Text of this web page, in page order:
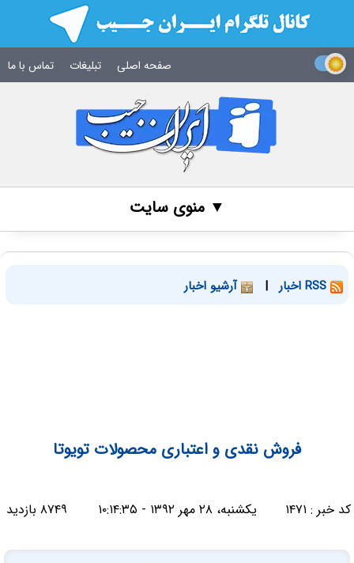
صفحه اصلی تبلیغات تماس با ما
▼ منوی سایت
| آرشیو اخبار
فروش نقدی و اعتباری محصولات تویوتا
کد خبر :۱۴۷۱ یکشنبه، ۲۸ مهر ۱۳۹۲ - ۱۰:۱۴:۳۵ ۸۷۴۹ بازدید